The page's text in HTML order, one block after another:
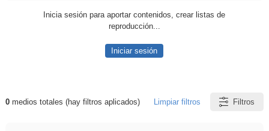
Inicia sesión para aportar contenidos, crear listas de
reproducción...
Iniciar sesión
Resultados de: flecha
0medios totales (hay filtros aplicados) Limpiar filtros Filtros